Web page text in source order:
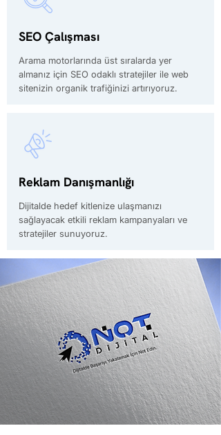
SEO Çalışması
Arama motorlarında üst sıralarda yer
almanız için SEO odaklı stratejiler ile web
sitenizin organik trafiğinizi artırıyoruz.
Reklam Danışmanlığı
Dijitalde hedef kitlenize ulaşmanızı
sağlayacak etkili reklam kampanyaları ve
stratejiler sunuyoruz.